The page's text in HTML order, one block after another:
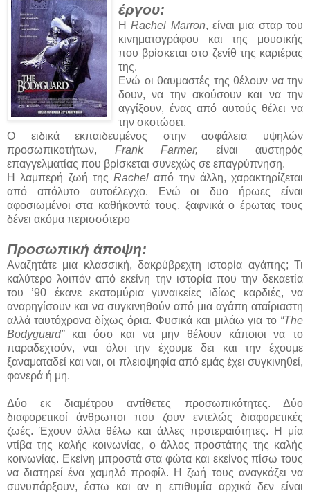
έργου:
ΗRachel Marron, είναι μια σταρ του
κινηματογράφου και της μουσικής
που βρίσκεται στο ζενίθ της καριέρας
της.
Ενώ οι θαυμαστές της θέλουν να την
δουν, να την ακούσουν και να την
αγγίξουν, ένας από αυτούς θέλει να
την σκοτώσει.
Ο ειδικά εκπαιδευμένος στην ασφάλεια υψηλών
προσωπικοτήτων, Frank Farmer, είναι αυστηρός
επαγγελματίας που βρίσκεται συνεχώς σε επαγρύπνηση.
Η λαμπερή ζωή της Rachel από την άλλη, χαρακτηρίζεται
από απόλυτο αυτοέλεγχο. Ενώ οι δυο ήρωες είναι
αφοσιωμένοι στα καθήκοντά τους, ξαφνικά ο έρωτας τους
δένει ακόμα περισσότερο
Προσωπική άποψη:
Αναζητάτε μια κλασσική, δακρύβρεχτη ιστορία αγάπης; Τι
καλύτερο λοιπόν από εκείνη την ιστορία που την δεκαετία
του ’90 έκανε εκατομύρια γυναικείες ιδίως καρδιές, να
αναρηγίσουν και να συγκινηθούν από μια αγάπη αταίριαστη
αλλά ταυτόχρονα δίχως όρια. Φυσικά και μιλάω για το“The
Bodyguard”και όσο και να μην θέλουν κάποιοι να το
παραδεχτούν, ναι όλοι την έχουμε δει και την έχουμε
ξαναματαδεί και ναι, οι πλειοψηφία από εμάς έχει συγκινηθεί,
φανερά ή μη.
Δύο εκ διαμέτρου αντίθετες προσωπικότητες. Δύο
διαφορετικοί άνθρωποι που ζουν εντελώς διαφορετικές
ζωές. Έχουν άλλα θέλω και άλλες προτεραιότητες. Η μία
ντίβα της καλής κοινωνίας, ο άλλος προστάτης της καλής
κοινωνίας. Εκείνη μπροστά στα φώτα και εκείνος πίσω τους
να διατηρεί ένα χαμηλό προφίλ. Η ζωή τους αναγκάζει να
συνυπάρξουν, έστω και αν η επιθυμία αρχικά δεν είναι